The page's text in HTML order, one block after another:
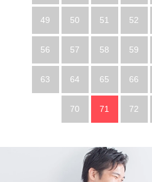
49 50 51 52
56 57 58 59
63 64 65 66
70 71 72